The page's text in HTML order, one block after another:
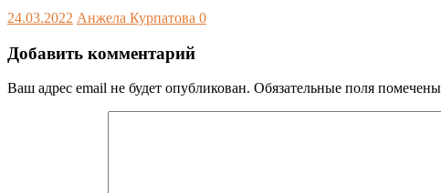
24.03.2022 Анжела Курпатова 0
Добавить комментарий
Ваш адрес email не будет опубликован. Обязательные поля помечены